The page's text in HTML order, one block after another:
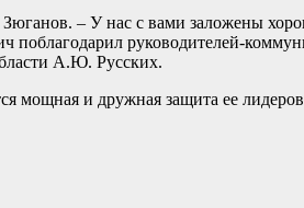
– У нас с вами заложены
поблагодарил руководителей-
А.Ю. Русских.
мощная и дружная защита ее